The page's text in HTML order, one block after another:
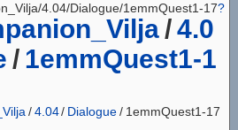
/4.0
/ 1emmQuest1-1
4.04/Dialogue/1emmQuest1-17?
/ 4.04/ Dialogue / 1emmQuest1-17